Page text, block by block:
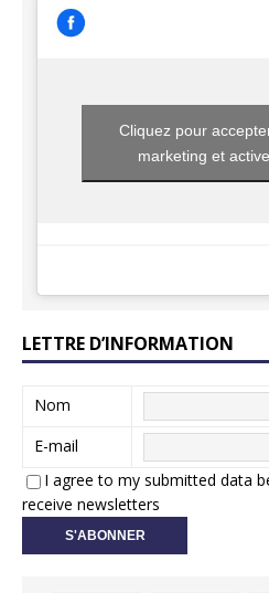
Cliquez pour
marketing et
LETTRE D’INFORMATION
Nom
E-mail
I agree to my submitted data
receive newsletters